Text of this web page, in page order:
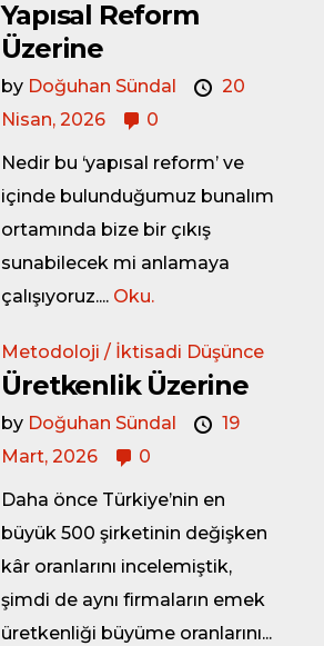
Yapısal Reform
Üzerine
by Doğuhan Sündal
20
Nisan, 2026
0
Nedir bu ‘yapısal reform’ ve
içinde bulunduğumuz bunalım
ortamında bize bir çıkış
sunabilecek mi anlamaya
çalışıyoruz.... Oku.
Metodoloji / İktisadi Düşünce
Üretkenlik Üzerine
by Doğuhan Sündal
19
Mart, 2026
0
Daha önce Türkiye’nin en
büyük 500 şirketinin değişken
kâr oranlarını incelemiştik,
şimdi de aynı firmaların emek
üretkenliği büyüme oranlarını...